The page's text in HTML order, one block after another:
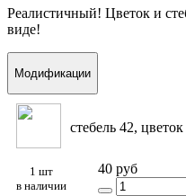
Реалистичный! Цветок и
виде!
Модификации
стебель 42,
1 шт
в наличии
40 руб